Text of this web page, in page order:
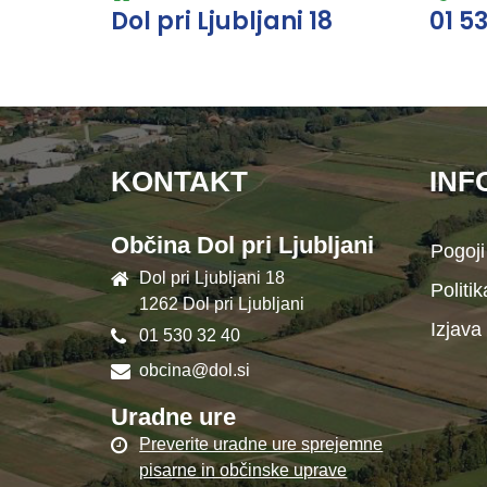
Dol pri Ljubljani 18 01
KONTAKT
Občina Dol pri Ljubljani
Dol pri Ljubljani 18
1262 Dol pri Ljubljani
01 530 32 40
obcina@dol.si
Uradne ure
Preverite uradne ure sprejemne
pisarne in občinske uprave
Izjava